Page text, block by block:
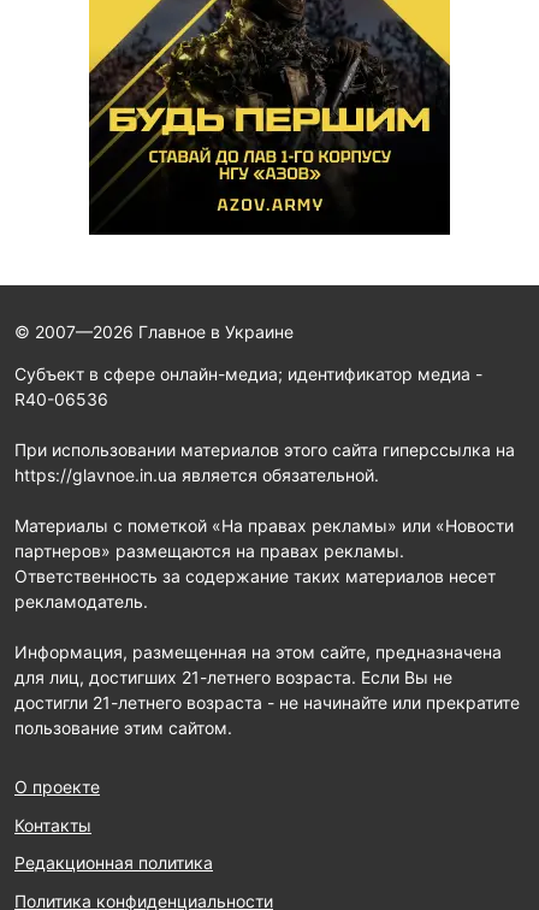
© 2007—2026 Главное в Украине
Субъект в сфере онлайн-медиа; идентификатор медиа -
R40-06536
При использовании материалов этого сайта гиперссылка на
https://glavnoe.in.ua является обязательной.
Материалы с пометкой «На правах рекламы» или «Новости
партнеров» размещаются на правах рекламы.
Ответственность за содержание таких материалов несет
рекламодатель.
Информация, размещенная на этом сайте, предназначена
для лиц, достигших 21-летнего возраста. Если Вы не
достигли 21-летнего возраста - не начинайте или прекратите
пользование этим сайтом.
О проекте
Контакты
Редакционная политика
Политика конфиденциальности